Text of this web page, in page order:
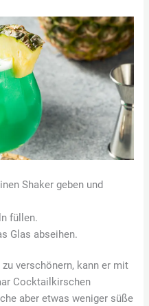
Shaker geben und
füllen.
Glas abseihen.
verschönern, kann er mit
Cocktailkirschen
aber etwas weniger süße